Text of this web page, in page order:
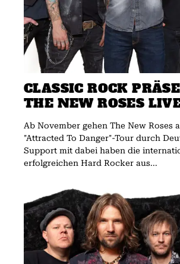
CLASSIC ROCK
THE NEW ROSES
Ab November gehen The New Roses
"Attracted To Danger"-Tour durch
Support mit dabei haben die
erfolgreichen Hard Rocker aus...